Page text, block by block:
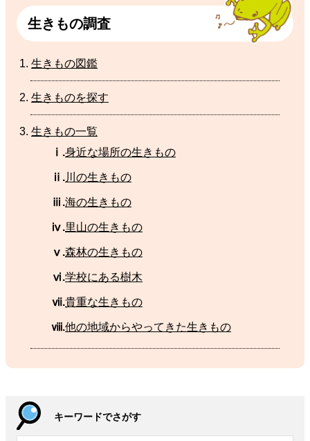
生きもの調査
生きもの図鑑
生きものを探す
生きもの一覧
ⅰ.身近な場所の生きもの
ⅱ.川 の生きもの
ⅲ.海の生きもの
ⅳ.里山の生きもの
ⅴ.森林の生きもの
ⅵ.学校にある樹木
ⅶ.貴重な生きもの
ⅷ.他の地域からやってきた生きもの
キーワードでさがす